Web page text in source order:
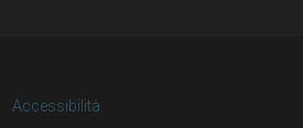
Accessibilità